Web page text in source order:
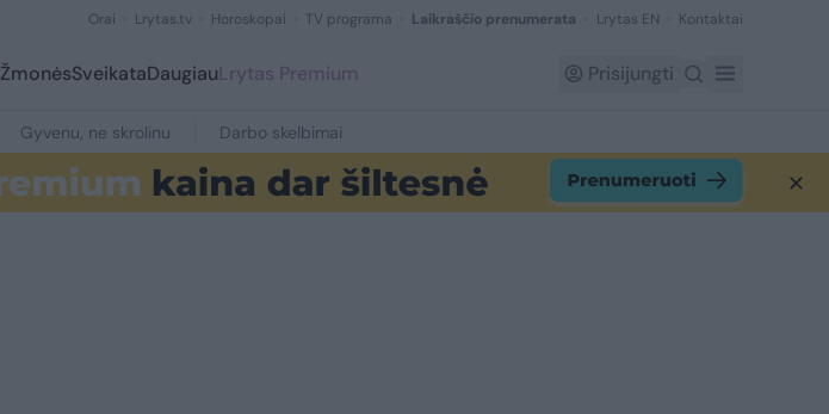
Orai Lrytas.tv Horoskopai TV programa Laikraščio prenumerata Lrytas EN Kontaktai
ŽmonėsSveikataDaugiauLrytas Premium Prisijungti
Gyvenu, ne skrolinu Darbo skelbimai